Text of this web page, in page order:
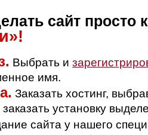
сайт просто
Выбрать и
имя.
Заказать хостинг,
установку
сайта у нашего